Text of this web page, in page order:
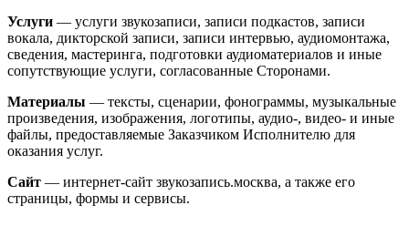
Услуги — услуги звукозаписи, записи подкастов, записи
вокала, дикторской записи, записи интервью, аудиомонтажа,
сведения, мастеринга, подготовки аудиоматериалов и иные
сопутствующие услуги, согласованные Сторонами.
Материалы — тексты, сценарии, фонограммы, музыкальные
произведения, изображения, логотипы, аудио-, видео- и иные
файлы, предоставляемые Заказчиком Исполнителю для
оказания услуг.
Сайт — интернет-сайт звукозапись.москва, а также его
страницы, формы и сервисы.